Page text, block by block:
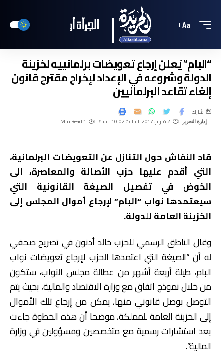
Aa
“البام” يُعلن إرجاع تعويضات برلمانييه لخزينة
الدولة وشروعه في الإعداد لإخراج مقترح قانون
إلغاء تقاعد البرلمانيين
إدارة التحرير 2 فبراير، 2017 الساعة 10:02 مساءً 1 Min Read
شارك
قاد النقاش حول التنازل عن التعويضات البرلمانية،
التي أقدم عليها حزب الأصالة والمعاصرة، الى
الخوض في تفصيل الصيغة القانونية التي
سيعتمدها نواب “البام” لإرجاع أموال المجلس إلى
الخزينة العامة للدولة.
وقال الناطق الرسمي للحزب خالد أدنون في تصريح صحفي
له أن “الصيغة التي اعتمدها الحزب لإرجاع تعويضات نواب
البام، طيلة أربعة أشهر من عطالة مجلس النواب، ستكون
من خلال نموذج اتفاق مع وزارة الاقتصاد والمالية، بحيث يتم
التوصل بوصل قانوني منها، يمكن من إرجاع تلك الأموال
إلى الخزينة العامة للمملكة، موضحا أن هذه الخطوة جاءت
بعد استشارات رسمية مع متخصصين ومسؤولين في وزارة
المالية”.